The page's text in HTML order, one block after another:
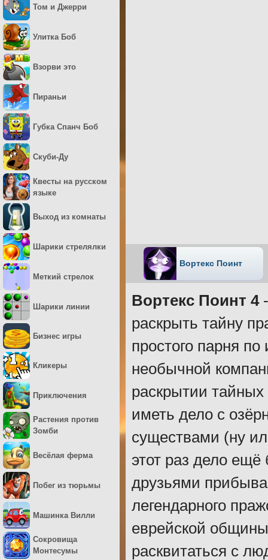
Вортекс Поинт
Вортекс Поинт 4-
раскрыть тайну
простого парня
необычной
раскрытии
иметь дело с
существами (ну
этот раз дело ещё
друзьями
легендарного
еврейской общины
расквитаться с
Том и Джерри
Улитка Боб
Взорви это
Пираньи
Губка Спанч Боб
Скуби-Ду
Квесты на русском
языке
Выход из комнаты
Шарики стрелялки
Меткий стрелок
Шарики линии
Бизнес игры
Кликеры
Приключения
Растения против
Зомби
Весёлая ферма
Побег из тюрьмы
Машинка Вилли
Сокровища
Монтесумы